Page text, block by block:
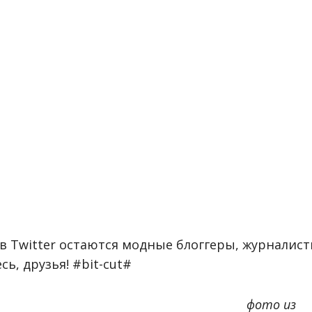
Twitter остаются модные блоггеры,
друзья! #bit-cut#
фото из